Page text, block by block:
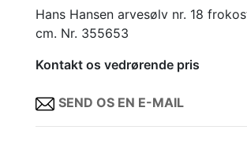
Hans Hansen arvesølv nr. 18
cm. Nr. 355653
Kontakt os vedrørende pris
SEND OS EN E-MAIL